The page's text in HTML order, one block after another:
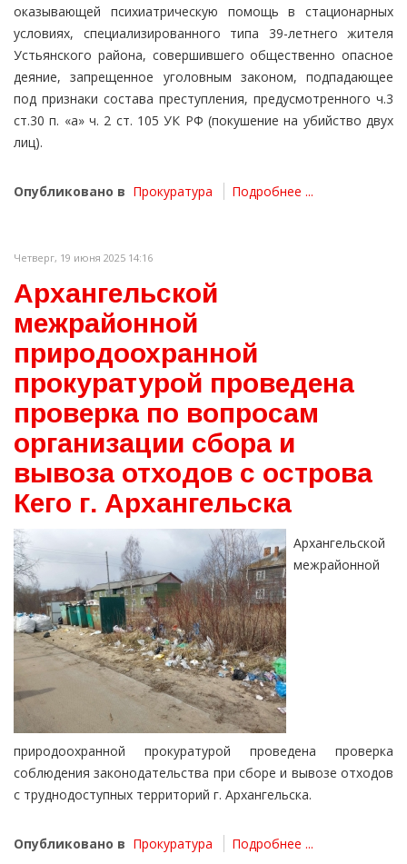
оказывающей психиатрическую помощь в стационарных
условиях, специализированного типа 39-летнего жителя
Устьянского района, совершившего общественно опасное
деяние, запрещенное уголовным законом, подпадающее
под признаки состава преступления, предусмотренного ч.3
ст.30 п. «а» ч. 2 ст. 105 УК РФ (покушение на убийство двух
лиц).
Опубликовано в Прокуратура Подробнее ...
Четверг, 19 июня 2025 14:16
Архангельской
межрайонной
природоохранной
прокуратурой проведена
проверка по вопросам
организации сбора и
вывоза отходов с острова
Кего г. Архангельска
Архангельской
межрайонной
природоохранной прокуратурой проведена проверка
соблюдения законодательства при сборе и вывозе отходов
с труднодоступных территорий г. Архангельска.
Опубликовано в Прокуратура Подробнее ...